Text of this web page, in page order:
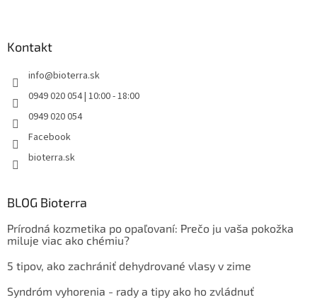
Kontakt
info@bioterra.sk
0949 020 054 | 10:00 - 18:00
0949 020 054
Facebook
bioterra.sk
BLOG Bioterra
Prírodná kozmetika po opaľovaní: Prečo ju vaša pokožka
miluje viac ako chémiu?
5 tipov, ako zachrániť dehydrované vlasy v zime
Syndróm vyhorenia - rady a tipy ako ho zvládnuť